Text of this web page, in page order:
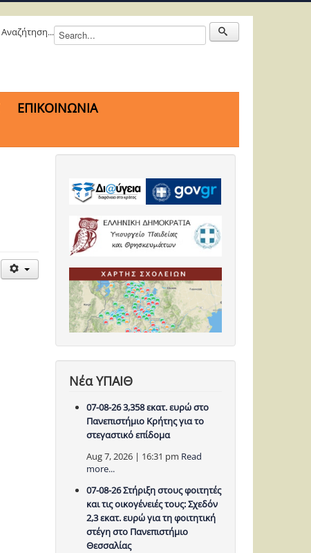
Αναζήτηση...
ΕΠΙΚΟΙΝΩΝΙΑ
Νέα ΥΠΑΙΘ
07-08-26 3,358 εκατ. ευρώ στο
Πανεπιστήμιο Κρήτης για το
στεγαστικό επίδομα
Aug 7, 2026 | 16:31 pm Read
more...
07-08-26 Στήριξη στους φοιτητές
και τις οικογένειές τους: Σχεδόν
2,3 εκατ. ευρώ για τη φοιτητική
στέγη στο Πανεπιστήμιο
Θεσσαλίας